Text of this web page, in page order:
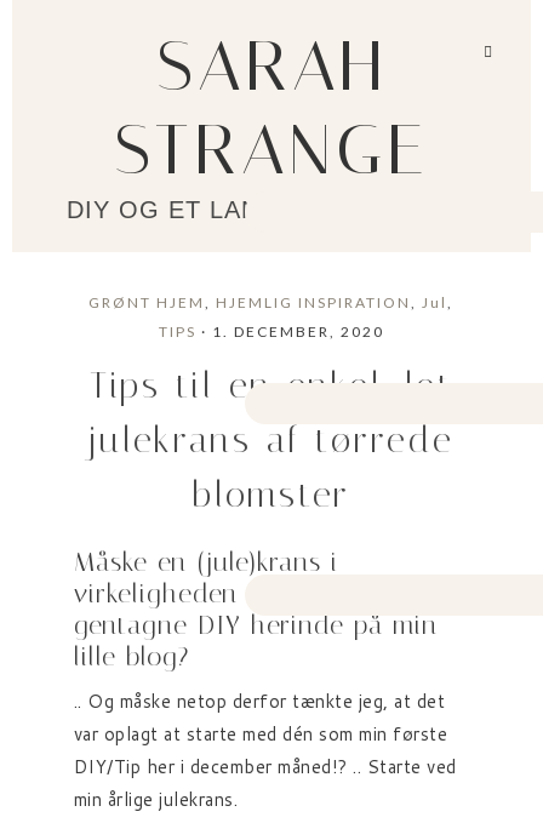
SARAH
STRANGE
DIY OG ET LANGSOMMERE LIV?
GRØNT HJEM, HJEMLIG INSPIRATION,Jul,
TIPS · 1. DECEMBER, 2020
Tips til en enkel, let
julekrans af tørrede
blomster
Måske en (jule)krans i
virkeligheden er min mest
gentagne DIY herinde på min
lille blog?
.. Og måske netop derfor tænkte jeg, at det
var oplagt at starte med dén som min første
DIY/Tip her i december måned!? .. Starte ved
min årlige julekrans.